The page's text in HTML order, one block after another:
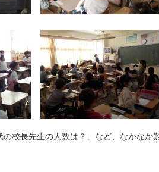
校長先生の人数は？」など、なかなか